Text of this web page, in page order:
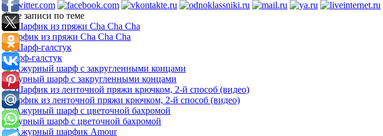
Еще записи по теме
Шарфик из пряжи Cha Cha Cha
Шарф-галстук
Ажурный шарф с закругленными концами
Шарфик из ленточной пряжи крючком, 2-й способ (видео)
Ажурный шарф с цветочной бахромой